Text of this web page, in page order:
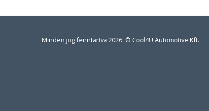
Minden jog fenntartva 2026. © Cool4U Automotive Kft.